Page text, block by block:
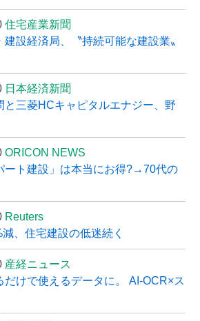
住宅産業新聞
設経済局、〝持続可能な建設業〟
日本経済新聞
と三菱HCキャピタルエナジー、野
ORICON NEWS
ート建設」は本当にお得?→70代の
Reuters
、住宅建設の低迷続く
産経ニュース
だけで使えるデータに。 AI-OCR×ス